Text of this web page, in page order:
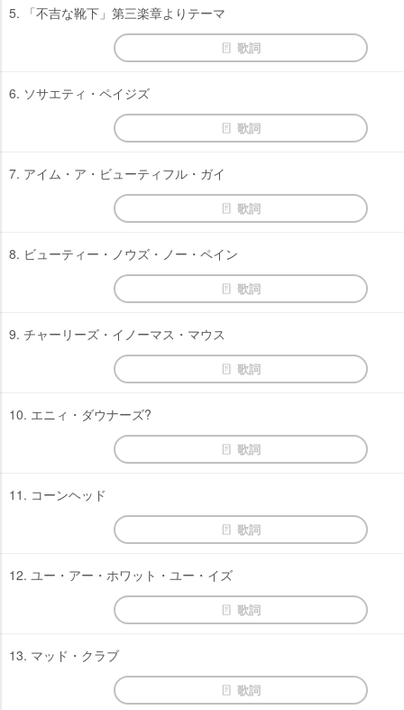
5. 「不吉な靴下」第三楽章よりテーマ
歌詞
6. ソサエティ・ペイジズ
歌詞
7. アイム・ア・ビューティフル・ガイ
歌詞
8. ビューティー・ノウズ・ノー・ペイン
歌詞
9. チャーリーズ・イノーマス・マウス
歌詞
10. エニィ・ダウナーズ?
歌詞
11. コーンヘッド
歌詞
12. ユー・アー・ホワット・ユー・イズ
歌詞
13. マッド・クラブ
歌詞